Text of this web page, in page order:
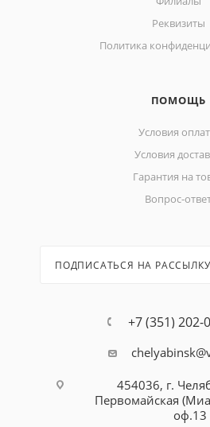
Реквизиты
Политика
ПОМОЩЬ
Условия
Условия
Гарантия на
Вопрос-
ПОДПИСАТЬСЯ НА РАССЫЛКУ
+7 (351) 202-
454036, г.
Первомайская
оф.13